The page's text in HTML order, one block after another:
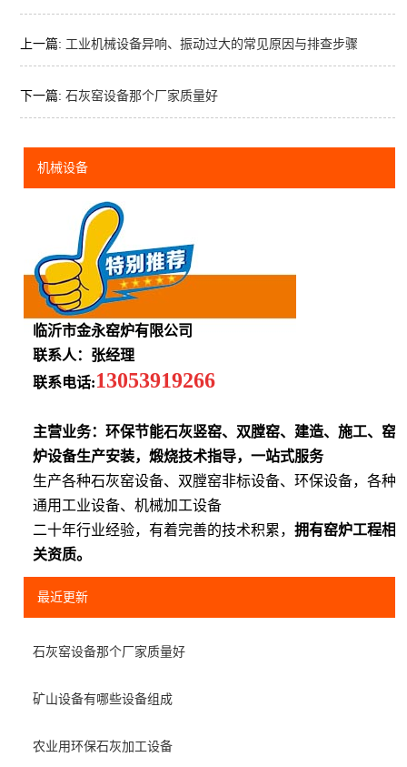
上一篇: 工业机械设备异响、振动过大的常见原因与排查步骤
下一篇: 石灰窑设备那个厂家质量好
机械设备
临沂市金永窑炉有限公司
联系人：张经理
联系电话:13053919266
主营业务：环保节能石灰竖窑、双膛窑、建造、施工、窑
炉设备生产安装，煅烧技术指导，一站式服务
生产各种石灰窑设备、双膛窑非标设备、环保设备，各种
通用工业设备、机械加工设备
二十年行业经验，有着完善的技术积累，拥有窑炉工程相
关资质。
最近更新
石灰窑设备那个厂家质量好
矿山设备有哪些设备组成
农业用环保石灰加工设备